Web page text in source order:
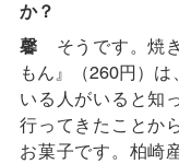
か？
馨 そうです。焼
もん』（260円）
いる人がいると知
行ってきたことか
お菓子です。柏崎